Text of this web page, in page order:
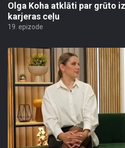
Olga Koha atklāti par grūto
karjeras ceļu
19. epizode